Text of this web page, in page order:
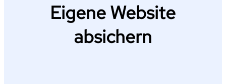
Eigene Website
absichern